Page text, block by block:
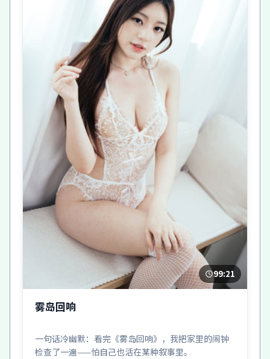
99:21
雾岛回响
一句话冷幽默：看完《雾岛回响》，我把家里的闹钟
检查了一遍——怕自己也活在某种叙事里。